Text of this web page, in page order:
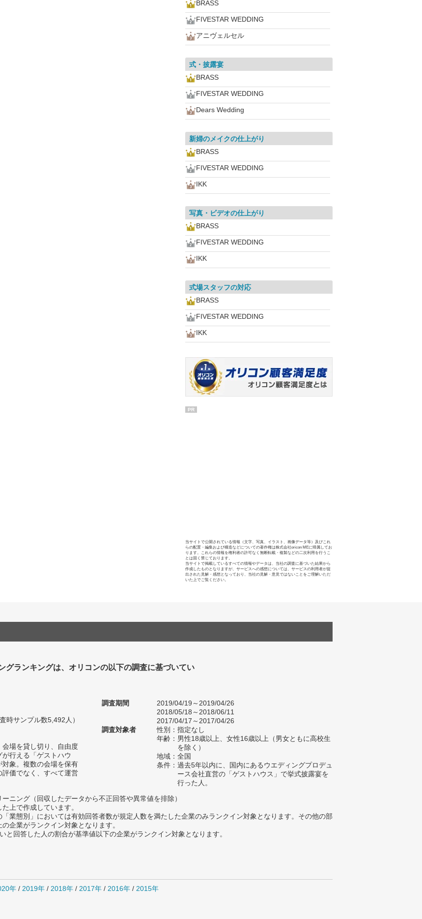
BRASS
FIVESTAR WEDDING
アニヴェルセル
式・披露宴
BRASS
FIVESTAR WEDDING
Dears Wedding
新婦のメイクの仕上がり
BRASS
FIVESTAR WEDDING
IKK
写真・ビデオの仕上がり
BRASS
FIVESTAR WEDDING
IKK
式場スタッフの対応
BRASS
FIVESTAR WEDDING
IKK
PR
当サイトで公開されている情報（文字、写真、イラスト、画像データ等）及びこれ
らの配置・編集および構造などについての著作権は株式会社oricon MEに帰属してお
ります。これらの情報を権利者の許可なく無断転載・複製などの二次利用を行うこ
とは固く禁じております。
当サイトで掲載しているすべての情報やデータは、当社の調査に基づいた結果から
作成したものとなりますが、サービスへの感想については、サービスの利用者が提
出された見解・感想となっており、当社の見解・意見ではないことをご理解いただ
いた上でご覧ください。
グランキングは、オリコンの以下の調査に基づいてい
時サンプル数5,492人）
場を貸し切り、自由度
行える「ゲストハウ
象。複数の会場を保有
評価でなく、すべて運営
調査期間
2019/04/19～2019/04/26
2018/05/18～2018/06/11
2017/04/17～2017/04/26
調査対象者
性別：指定なし
年齢：男性18歳以上、女性16歳以上（男女ともに高校生
を除く）
地域：全国
条件：過去5年以内に、国内にあるウエディングプロデュ
ース会社直営の「ゲストハウス」で挙式披露宴を
行った人。
ニング（回収したデータから不正回答や異常値を排除）
上で作成しています。
業態別」においては有効回答者数が規定人数を満たした企業のみランクイン対象となります。その他の部
企業がランクイン対象となります。
回答した人の割合が基準値以下の企業がランクイン対象となります。
年 / 2019年 / 2018年 / 2017年 / 2016年 / 2015年